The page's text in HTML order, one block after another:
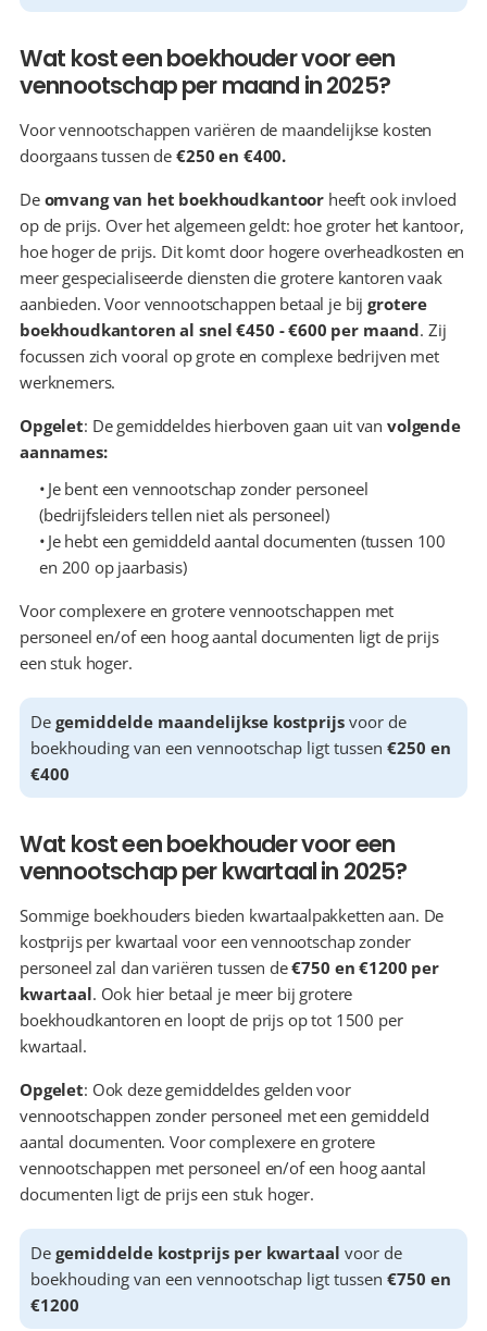
Wat kost een boekhouder voor een
vennootschap per maand in 2025?
Voor vennootschappen variëren de maandelijkse kosten
doorgaans tussen de €250 en €400.
De omvang van het boekhoudkantoor heeft ook invloed
op de prijs. Over het algemeen geldt: hoe groter het kantoor,
hoe hoger de prijs. Dit komt door hogere overheadkosten en
meer gespecialiseerde diensten die grotere kantoren vaak
aanbieden. Voor vennootschappen betaal je bij grotere
boekhoudkantoren al snel €450 - €600 per maand. Zij
focussen zich vooral op grote en complexe bedrijven met
werknemers.
Opgelet: De gemiddeldes hierboven gaan uit van volgende
aannames:
  Je bent een vennootschap zonder personeel
(bedrijfsleiders tellen niet als personeel)
  Je hebt een gemiddeld aantal documenten (tussen 100
en 200 op jaarbasis)
Voor complexere en grotere vennootschappen met
personeel en/of een hoog aantal documenten ligt de prijs
een stuk hoger.
De gemiddelde maandelijkse kostprijs voor de
boekhouding van een vennootschap ligt tussen €250 en
€400
Wat kost een boekhouder voor een
vennootschap per kwartaal in 2025?
Sommige boekhouders bieden kwartaalpakketten aan. De
kostprijs per kwartaal voor een vennootschap zonder
personeel zal dan variëren tussen de €750 en €1200 per
kwartaal. Ook hier betaal je meer bij grotere
boekhoudkantoren en loopt de prijs op tot 1500 per
kwartaal.
Opgelet: Ook deze gemiddeldes gelden voor
vennootschappen zonder personeel met een gemiddeld
aantal documenten. Voor complexere en grotere
vennootschappen met personeel en/of een hoog aantal
documenten ligt de prijs een stuk hoger.
De gemiddelde kostprijs per kwartaal voor de
boekhouding van een vennootschap ligt tussen €750 en
€1200